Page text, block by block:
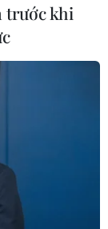
trước khi